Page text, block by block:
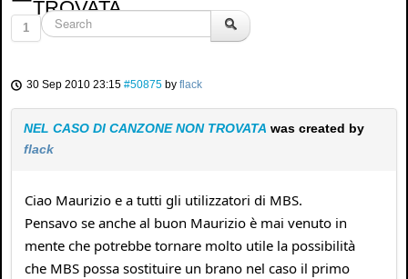
TROVATA
1
30 Sep 2010 23:15 #50875 by flack
NEL CASO DI CANZONE NON TROVATA was created by
flack
Ciao Maurizio e a tutti gli utilizzatori di MBS.
Pensavo se anche al buon Maurizio è mai venuto in
mente che potrebbe tornare molto utile la possibilità
che MBS possa sostituire un brano nel caso il primo